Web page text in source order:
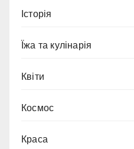
Історія
Їжа та кулінарія
Квіти
Космос
Краса